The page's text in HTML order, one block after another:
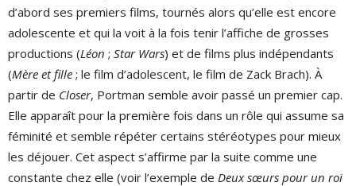
d’abord ses premiers films, tournés alors qu’elle est encore
adolescente et qui la voit à la fois tenir l’affiche de grosses
productions (Léon ; Star Wars) et de films plus indépendants
(Mère et fille ; le film d’adolescent, le film de Zack Brach). À
partir de Closer, Portman semble avoir passé un premier cap.
Elle apparaît pour la première fois dans un rôle qui assume sa
féminité et semble répéter certains stéréotypes pour mieux
les déjouer. Cet aspect s’affirme par la suite comme une
constante chez elle (voir l’exemple de Deux sœurs pour un roi